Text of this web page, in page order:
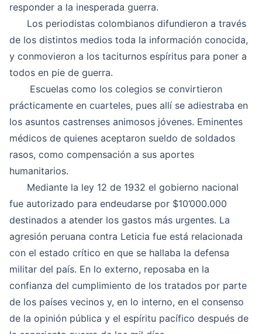
responder a la inesperada guerra.
Los periodistas colombianos difundieron a través
de los distintos medios toda la información conocida,
y conmovieron a los taciturnos espíritus para poner a
todos en pie de guerra.
Escuelas como los colegios se convirtieron
prácticamente en cuarteles, pues allí se adiestraba en
los asuntos castrenses animosos jóvenes. Eminentes
médicos de quienes aceptaron sueldo de soldados
rasos, como compensación a sus aportes
humanitarios.
Mediante la ley 12 de 1932 el gobierno nacional
fue autorizado para endeudarse por $10’000.000
destinados a atender los gastos más urgentes. La
agresión peruana contra Leticia fue está relacionada
con el estado crítico en que se hallaba la defensa
militar del país. En lo externo, reposaba en la
confianza del cumplimiento de los tratados por parte
de los países vecinos y, en lo interno, en el consenso
de la opinión pública y el espíritu pacífico después de